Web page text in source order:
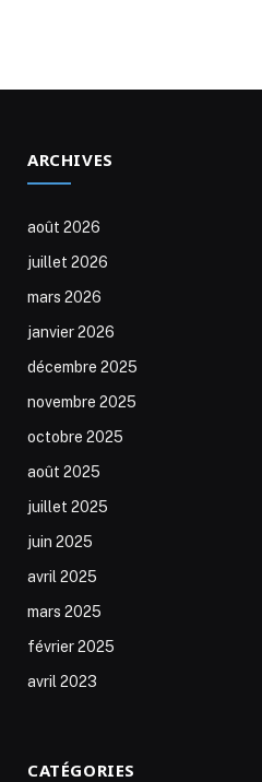
ARCHIVES
août 2026
juillet 2026
mars 2026
janvier 2026
décembre 2025
novembre 2025
octobre 2025
août 2025
juillet 2025
juin 2025
avril 2025
mars 2025
février 2025
avril 2023
CATÉGORIES